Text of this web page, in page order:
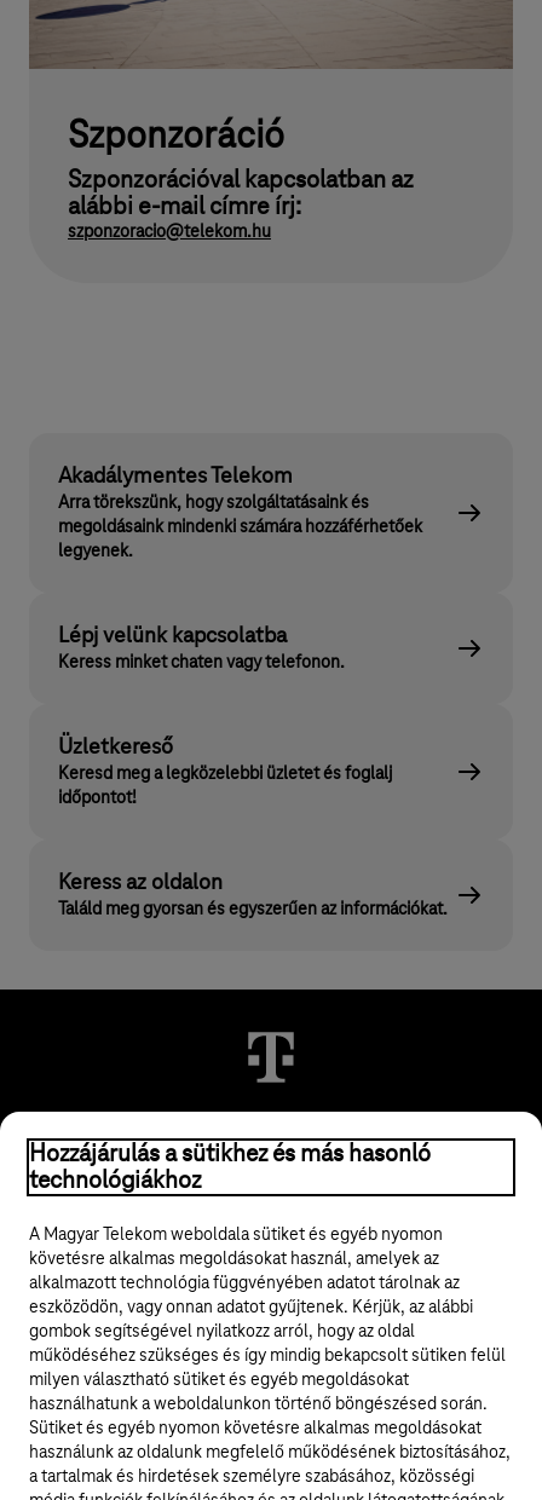
Szponzoráció
Szponzorációval kapcsolatban az
alábbi e-mail címre írj:
szponzoracio@telekom.hu
Akadálymentes Telekom
Arra törekszünk, hogy szolgáltatásaink és
megoldásaink mindenki számára hozzáférhetőek
legyenek.
Lépj velünk kapcsolatba
Keress minket chaten vagy telefonon.
Üzletkereső
Keresd meg a legközelebbi üzletet és foglalj
időpontot!
Keress az oldalon
Találd meg gyorsan és egyszerűen az információkat.
© 2026 Magyar Telekom Nyrt.
ÁSZF
Adatvédelem
Felhívások
Hozzájárulás a sütikhez és más hasonló
technológiákhoz
A Magyar Telekom weboldala sütiket és egyéb nyomon
követésre alkalmas megoldásokat használ, amelyek az
alkalmazott technológia függvényében adatot tárolnak az
eszközödön, vagy onnan adatot gyűjtenek. Kérjük, az alábbi
gombok segítségével nyilatkozz arról, hogy az oldal
működéséhez szükséges és így mindig bekapcsolt sütiken felül
milyen választható sütiket és egyéb megoldásokat
használhatunk a weboldalunkon történő böngészésed során.
Sütiket és egyéb nyomon követésre alkalmas megoldásokat
használunk az oldalunk megfelelő működésének biztosításához,
a tartalmak és hirdetések személyre szabásához, közösségi